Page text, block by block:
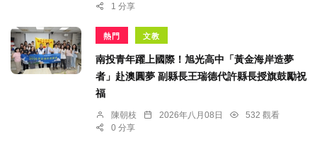
1 分享
熱門 文教
南投青年躍上國際！旭光高中「黃金海岸造夢
者」赴澳圓夢 副縣長王瑞德代許縣長授旗鼓勵祝
福
陳朝枝 2026年八月08日
532 觀看
0 分享